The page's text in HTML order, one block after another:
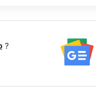
?